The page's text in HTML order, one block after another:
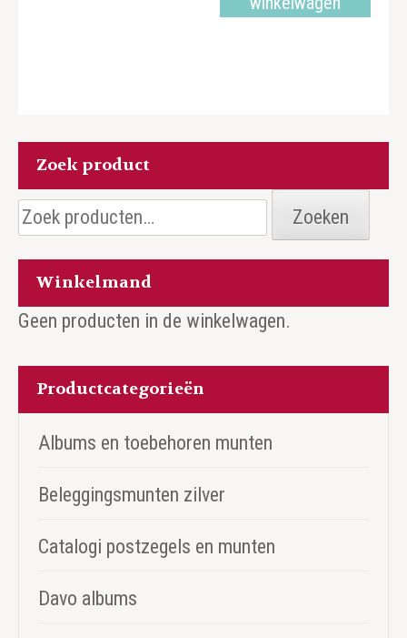
Zoek product
Zoeken
naar:
Zoeken
Winkelmand
Geen producten in de winkelwagen.
Productcategorieën
Albums en toebehoren munten
Beleggingsmunten zilver
Catalogi postzegels en munten
Davo albums